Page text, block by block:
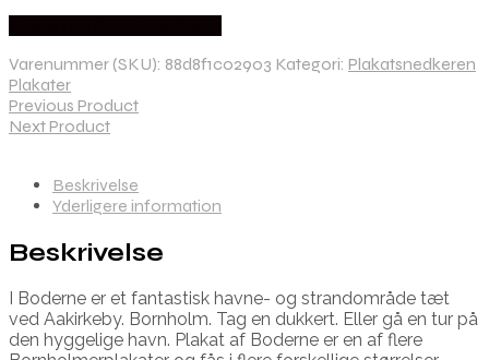
Varenummer (SKU): 88d8f1c02903 Kategori: Plakatsnedkeren
Plakater
Previous Product
Next Product
Beskrivelse
Yderligere information
Beskrivelse
I Boderne er et fantastisk havne- og strandområde tæt
ved Aakirkeby. Bornholm. Tag en dukkert. Eller gå en tur på
den hyggelige havn. Plakat af Boderne er en af flere